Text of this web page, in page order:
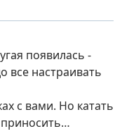
появилась -
все настраивать
с вами. Но катать
приносить…